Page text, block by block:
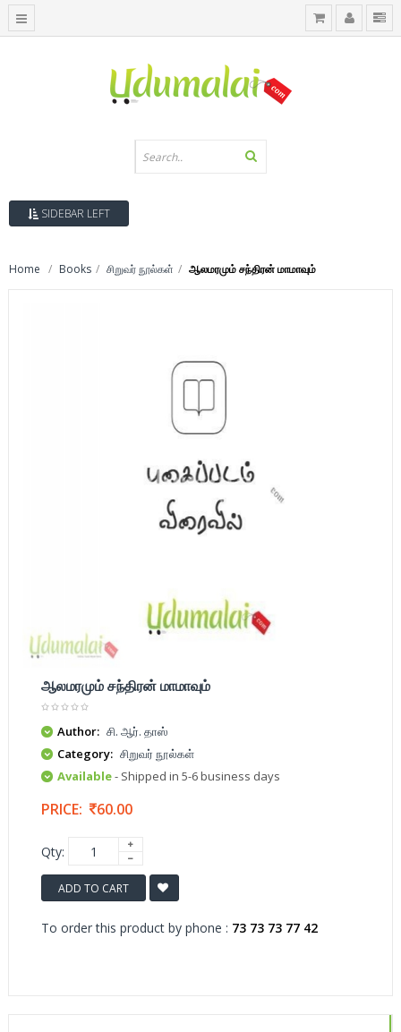
SIDEBAR LEFT
Home Books சிறுவர் நூல்கள் ஆலமரமும் சந்திரன் மாமாவும்
ஆலமரமும் சந்திரன் மாமாவும்
Author: சி. ஆர். தாஸ்
Category: சிறுவர் நூல்கள்
Available- Shipped in 5-6 business days
PRICE: 60.00
Qty:
ADD TO CART
To order this product by phone : 73 73 73 77 42